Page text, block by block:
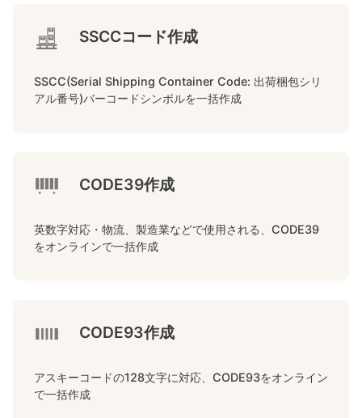
SSCCコード作成
SSCC(Serial Shipping Container Code: 出荷梱包シリ
アル番号)バーコードシンボルを一括作成
CODE39作成
英数字対応・物流、製造業などで使用される、CODE39
をオンラインで一括作成
CODE93作成
アスキーコードの128文字に対応、CODE93をオンライン
で一括作成